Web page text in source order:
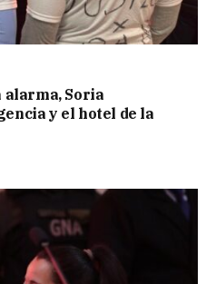
alarma, Soria
y el hotel de la